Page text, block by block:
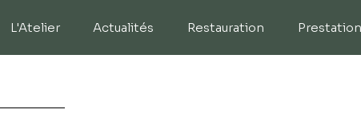
L'Atelier Actualités Restauration